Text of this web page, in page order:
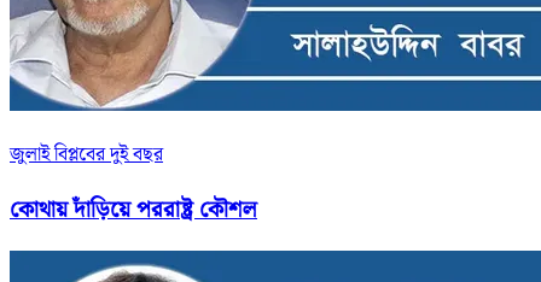
জুলাই বিপ্লবের দুই বছর
কোথায় দাঁড়িয়ে পররাষ্ট্র কৌশল